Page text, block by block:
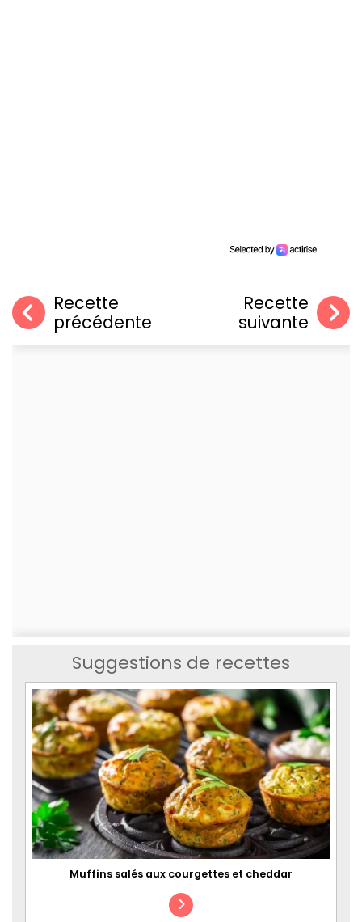
Recette
précédente
Recette
suivante
Suggestions de recettes
Muffins salés aux courgettes et cheddar